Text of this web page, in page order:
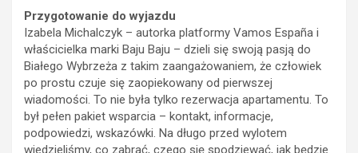
Przygotowanie do wyjazdu
Izabela Michalczyk – autorka platformy Vamos España i
właścicielka marki Baju Baju – dzieli się swoją pasją do
Białego Wybrzeża z takim zaangażowaniem, że człowiek
po prostu czuje się zaopiekowany od pierwszej
wiadomości. To nie była tylko rezerwacja apartamentu. To
był pełen pakiet wsparcia – kontakt, informacje,
podpowiedzi, wskazówki. Na długo przed wylotem
wiedzieliśmy, co zabrać, czego się spodziewać, jak będzie